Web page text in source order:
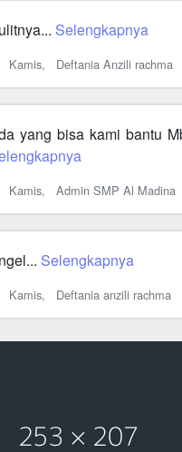
Selengkapnya
Kamis, Deftania Anzili rachma
yang bisa kami bantu
Kamis, Admin SMP Al Madina
Selengkapnya
Kamis, Deftania anzili rachma